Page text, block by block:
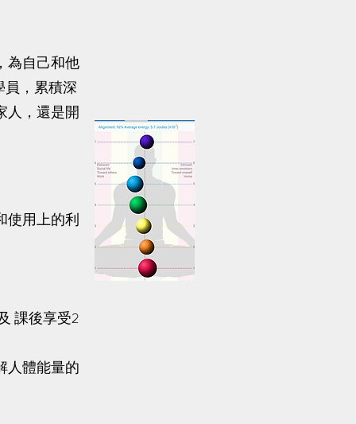
為自己和他
，累積深
人，還是開
使用上的利
課後享受2
人體能量的